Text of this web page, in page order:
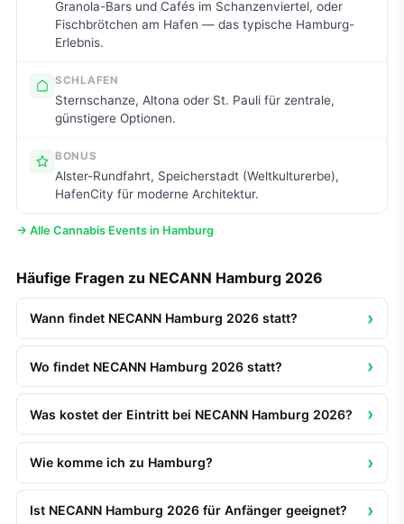
Granola-Bars und Cafés im Schanzenviertel, oder
Fischbrötchen am Hafen — das typische Hamburg-
Erlebnis.
SCHLAFEN
Sternschanze, Altona oder St. Pauli für zentrale,
günstigere Optionen.
BONUS
Alster-Rundfahrt, Speicherstadt (Weltkulturerbe),
HafenCity für moderne Architektur.
→ Alle Cannabis Events in Hamburg
Häufige Fragen zu NECANN Hamburg 2026
Wann findet NECANN Hamburg 2026 statt?
Wo findet NECANN Hamburg 2026 statt?
Was kostet der Eintritt bei NECANN Hamburg 2026?
Wie komme ich zu Hamburg?
Ist NECANN Hamburg 2026 für Anfänger geeignet?